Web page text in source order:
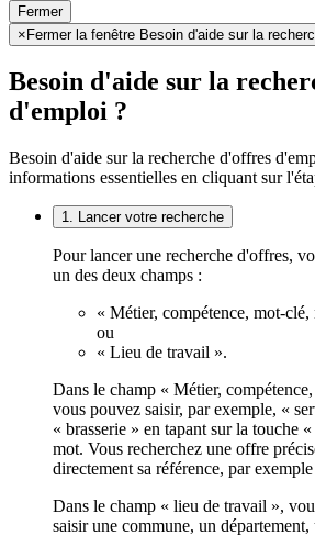
Fermer
×Fermer la fenêtre Besoin d'aide sur la
Besoin d'aide sur la
d'emploi ?
Besoin d'aide sur la recherche d'offres
informations essentielles en cliquant sur
1. Lancer votre recherche
Pour lancer une recherche d'offres,
un des deux champs :
« Métier, compétence, mot-clé,
ou
« Lieu de travail ».
Dans le champ « Métier,
vous pouvez saisir, par exemple, «
« brasserie » en tapant sur la touche
mot. Vous recherchez une offre
directement sa référence, par
Dans le champ « lieu de travail »,
saisir une commune, un